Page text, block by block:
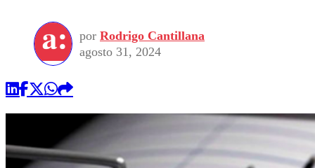
por Rodrigo Cantillana
agosto 31, 2024